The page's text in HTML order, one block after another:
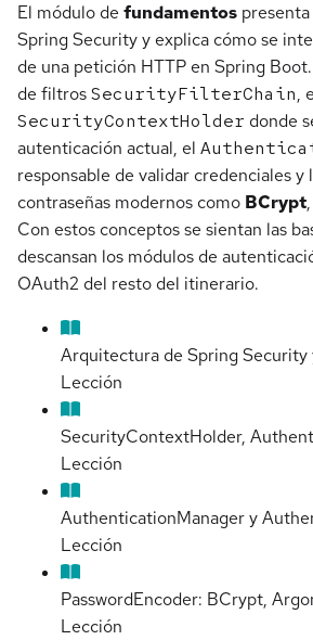
El módulo de fundamentos
Spring Security y explica cómo se
de una petición HTTP en Spring
de filtrosSecurityFilterChain,
SecurityContextHolder donde
autenticación actual, el
responsable de validar credenciales y
contraseñas modernos como BCrypt,
Con estos conceptos se sientan las
descansan los módulos de
OAuth2 del resto del itinerario.
Arquitectura de Spring
Lección
SecurityContextHolder,
Lección
AuthenticationManager y
Lección
PasswordEncoder: BCrypt,
Lección